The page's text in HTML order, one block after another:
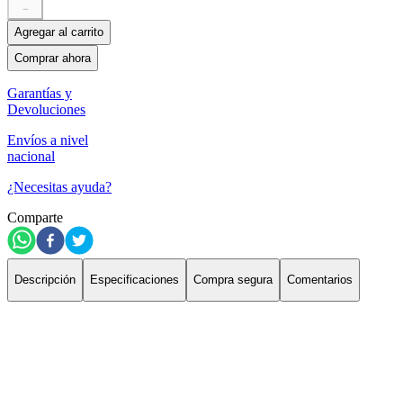
－
Agregar al carrito
Comprar ahora
Garantías y
Devoluciones
Envíos a nivel
nacional
¿Necesitas ayuda?
Comparte
Descripción Especificaciones Compra segura Comentarios